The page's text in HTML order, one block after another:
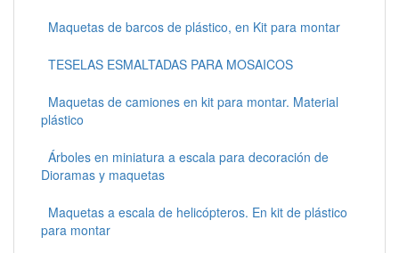
Maquetas de barcos de plástico, en Kit para montar
TESELAS ESMALTADAS PARA MOSAICOS
Maquetas de camiones en kit para montar. Material
plástico
Árboles en miniatura a escala para decoración de
Dioramas y maquetas
Maquetas a escala de helicópteros. En kit de plástico
para montar